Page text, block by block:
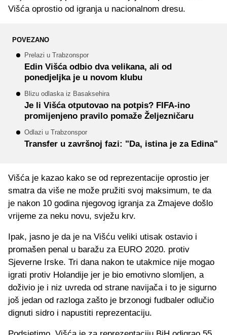
Višća oprostio od igranja u nacionalnom dresu.
POVEZANO
Prelazi u Trabzonspor
Edin Višća odbio dva velikana, ali od
ponedjeljka je u novom klubu
Blizu odlaska iz Basaksehira
Je li Višća otputovao na potpis? FIFA-ino
promijenjeno pravilo pomaže Željezničaru
Odlazi u Trabzonspor
Transfer u završnoj fazi: "Da, istina je za Edina"
Višća je kazao kako se od reprezentacije oprostio jer
smatra da više ne može pružiti svoj maksimum, te da
je nakon 10 godina njegovog igranja za Zmajeve došlo
vrijeme za neku novu, svježu krv.
Ipak, jasno je da je na Višću veliki utisak ostavio i
promašen penal u baražu za EURO 2020. protiv
Sjeverne Irske. Tri dana nakon te utakmice nije mogao
igrati protiv Holandije jer je bio emotivno slomljen, a
doživio je i niz uvreda od strane navijača i to je sigurno
još jedan od razloga zašto je brzonogi fudbaler odlučio
dignuti sidro i napustiti reprezentaciju.